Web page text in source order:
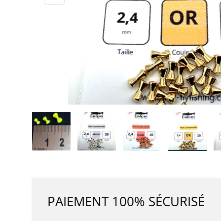
PAIEMENT 100% SÉCURISÉ